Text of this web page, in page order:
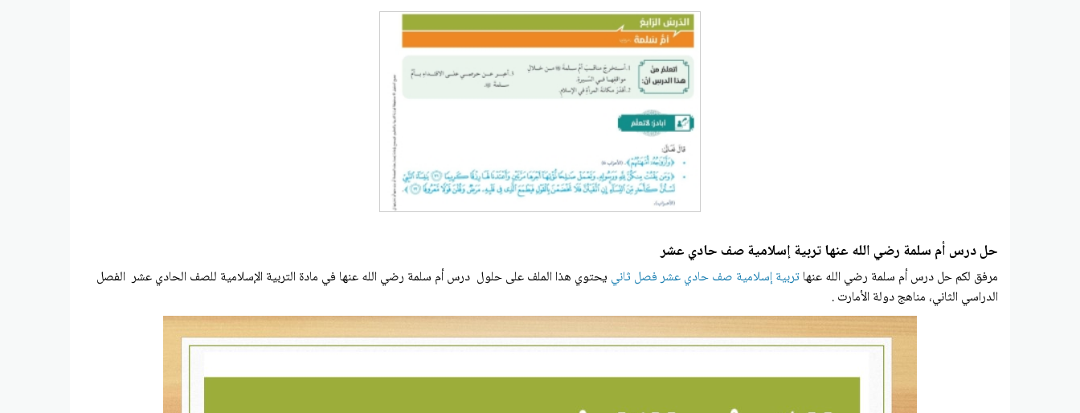
حل درس أم سلمة رضي الله عنها تربية إسلامية صف حادي عشر
مرفق لكم حل درس أم سلمة رضي الله عنهاتربية إسلامية صف حادي عشر فصل ثاني يحتوي هذا الملف على حلول درس أم سلمة رضي الله عنها في مادة التربية الإسلامية للصف الحادي عشر الفصل
الدراسي الثاني، مناهج دولة الأمارت .